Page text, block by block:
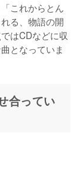
これからとん
る、物語の開
はCDなどに収
となっていま
合ってい